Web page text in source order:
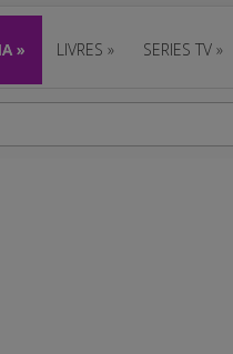
» LIVRES » SERIES TV »